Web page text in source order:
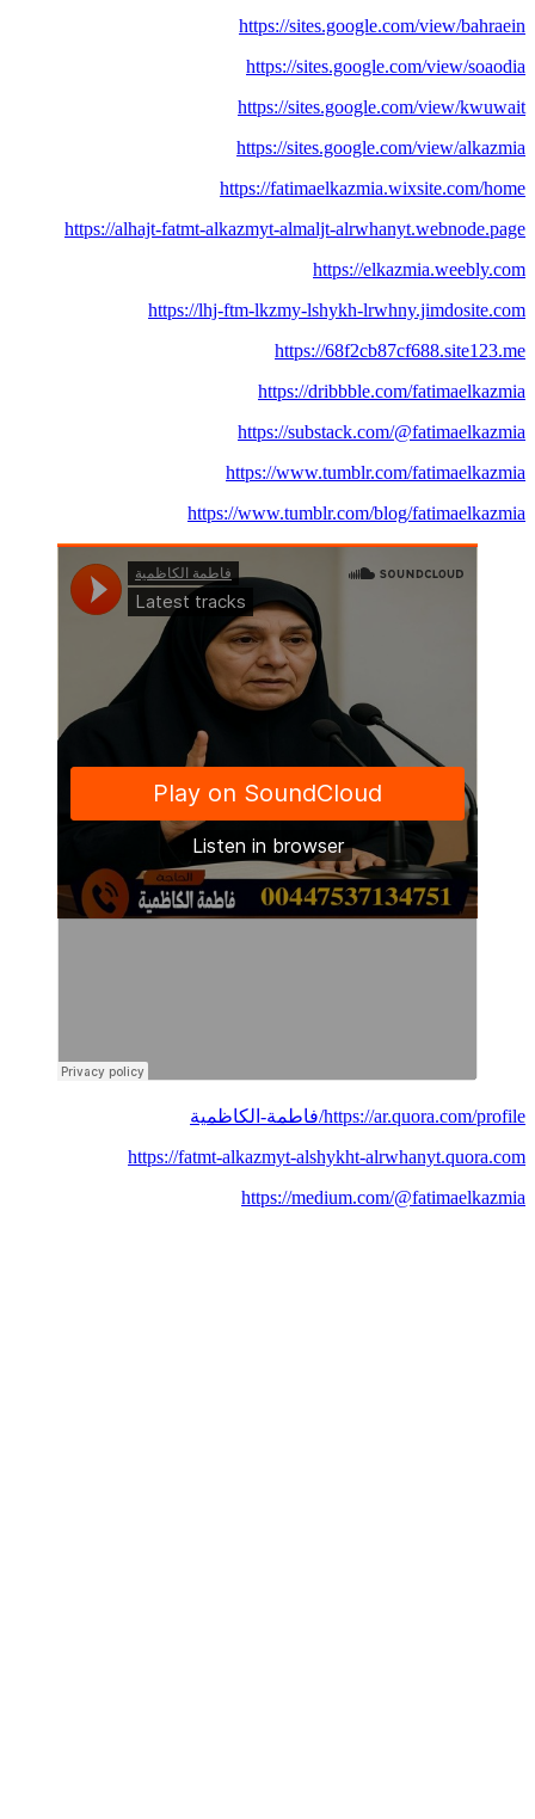
https://sites.google.com/view/bahraein
https://sites.google.com/view/soaodia
https://sites.google.com/view/kwuwait
https://sites.google.com/view/alkazmia
https://fatimaelkazmia.wixsite.com/home
https://alhajt-fatmt-alkazmyt-almaljt-alrwhanyt.webnode.page
https://elkazmia.weebly.com
https://lhj-ftm-lkzmy-lshykh-lrwhny.jimdosite.com
https://68f2cb87cf688.site123.me
https://dribbble.com/fatimaelkazmia
https://substack.com/@fatimaelkazmia
https://www.tumblr.com/fatimaelkazmia
https://www.tumblr.com/blog/fatimaelkazmia
https://ar.quora.com/profile/فاطمة-الكاظمية
https://fatmt-alkazmyt-alshykht-alrwhanyt.quora.com
https://medium.com/@fatimaelkazmia